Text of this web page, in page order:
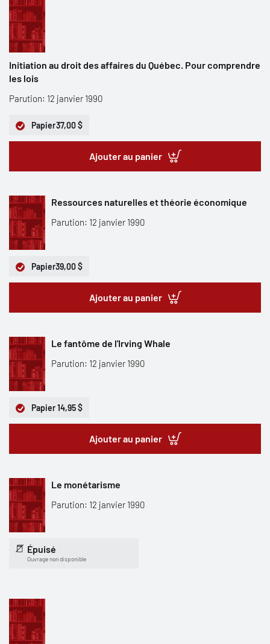
Initiation au droit des affaires du Québec. Pour comprendre
les lois
Parution: 12 janvier 1990
Papier37,00 $
Ajouter au panier
Ressources naturelles et théorie économique
Parution: 12 janvier 1990
Papier39,00 $
Ajouter au panier
Le fantôme de l'Irving Whale
Parution: 12 janvier 1990
Papier14,95 $
Ajouter au panier
Le monétarisme
Parution: 12 janvier 1990
Épuisé
Ouvrage non disponible